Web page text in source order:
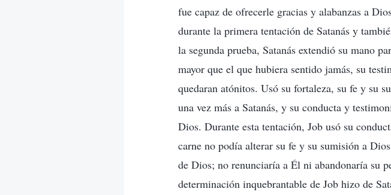
fue capaz de ofrecerle gracias y alabanzas a
durante la primera tentación de Satanás y
la segunda prueba, Satanás extendió su mano
mayor que el que hubiera sentido jamás, su
quedaran atónitos. Usó su fortaleza, su fe y su
una vez más a Satanás, y su conducta y
Dios. Durante esta tentación, Job usó su
carne no podía alterar su fe y su sumisión a
de Dios; no renunciaría a Él ni abandonaría su
determinación inquebrantable de Job hizo de